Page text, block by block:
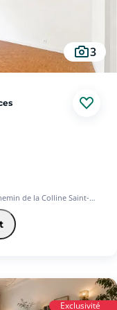
3
de la Colline Saint-
bien entretenue,
des commerces, écoles,
locatif.
Exclusivité